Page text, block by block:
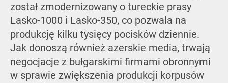
został zmodernizowany o tureckie prasy
Lasko-1000 i Lasko-350, co pozwala na
produkcję kilku tysięcy pocisków dziennie.
Jak donoszą również azerskie media, trwają
negocjacje z bułgarskimi firmami obronnymi
w sprawie zwiększenia produkcji korpusów